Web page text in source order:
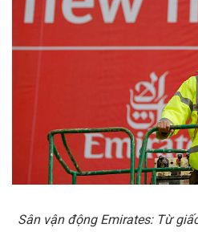
Sân vận động Emirates: Từ